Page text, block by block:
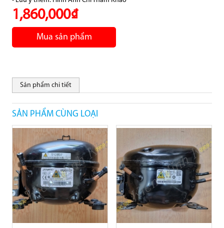
1,860,000₫
Mua sản phẩm
Sản phẩm chi tiết
SẢN PHẨM CÙNG LOẠI